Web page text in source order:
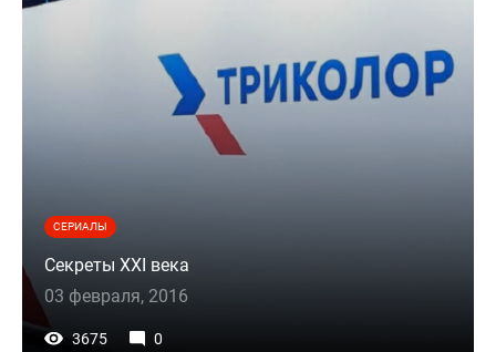
СЕРИАЛЫ
Секреты XXI века
03 февраля, 2016
3675 0